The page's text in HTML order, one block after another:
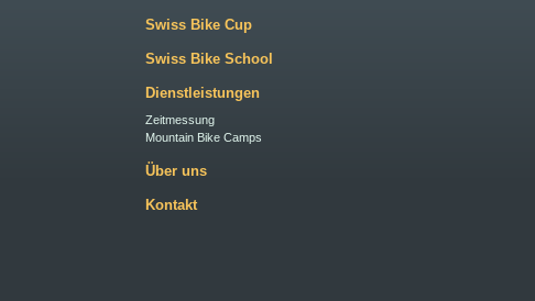
Swiss Bike Cup
Swiss Bike School
Dienstleistungen
Zeitmessung
Mountain Bike Camps
Über uns
Kontakt